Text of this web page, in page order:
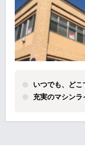
いつでも、ど
充実のマシンラ